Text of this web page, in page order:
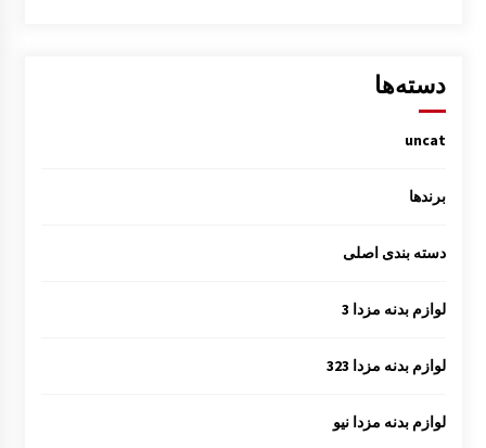
دسته‌ها
uncat
برندها
دسته بندی اصلی
لوازم بدنه مزدا 3
لوازم بدنه مزدا 323
لوازم بدنه مزدا نیو